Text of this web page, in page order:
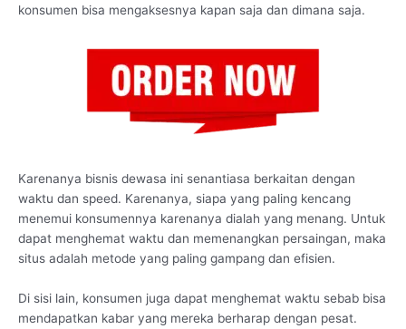
konsumen bisa mengaksesnya kapan saja dan dimana saja.
Karenanya bisnis dewasa ini senantiasa berkaitan dengan
waktu dan speed. Karenanya, siapa yang paling kencang
menemui konsumennya karenanya dialah yang menang. Untuk
dapat menghemat waktu dan memenangkan persaingan, maka
situs adalah metode yang paling gampang dan efisien.
Di sisi lain, konsumen juga dapat menghemat waktu sebab bisa
mendapatkan kabar yang mereka berharap dengan pesat.